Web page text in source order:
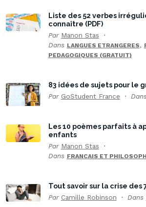
Liste des 52 verbes
connaître (PDF)
Par Manon Stas
Dans LANGUES ETRANGERES,
PEDAGOGIQUES (GRATUIT)
83 idées de sujets pour le
Par GoStudent France
Les 10 poèmes parfaits à
enfants
Par Manon Stas
Dans FRANCAIS ET
Tout savoir sur la crise des
Par Camille Robinson Dans